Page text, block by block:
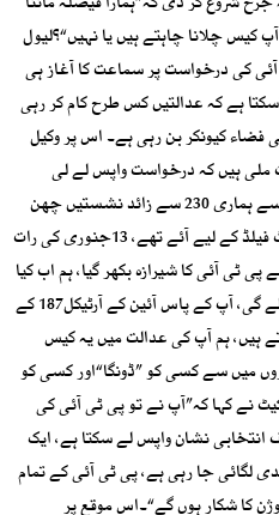
کیس چلانا چاہتے ہیں یا نہیں“؟لیول
کی درخواست پر سماعت کا آغاز ہی
ہے کہ عدالتیں کس طرح کام کر رہی
کیونکر بن رہی ہے۔ اس پر وکیل
ہیں کہ درخواست واپس لے لی
جائے، آپ کے 13 /جنوری کے فیصلے سے ہماری 230 سے زائد نشستیں چھن
گئیں، ہم آپ کی عدالت میں لیول پلیئنگ فیلڈ کے لیے آئے تھے، 13جنوری کی رات
پی ٹی آئی کا شیرازہ بکھر گیا، ہم اب کیا
توقع کریں کہ ہمیں لیول پلیئنگ فیلڈ ملے گی، آپ کے پاس آئین کے آرٹیکل187 کے
ہیں، ہم آپ کی عدالت میں یہ کیس
میں سے کسی کو ”ڈونگا“اور کسی کو
نے کہا کہ”آپ نے تو پی ٹی آئی کی
نشان واپس لے سکتا ہے، ایک
لگائی جا رہی ہے، پی ٹی آئی کے تمام